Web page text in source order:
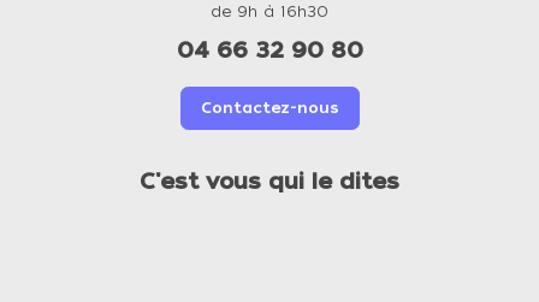
de 9h à 16h30
04 66 32 90 80
Contactez-nous
C'est vous qui le dites